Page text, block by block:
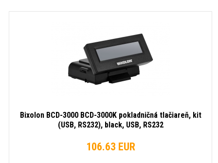
Bixolon BCD-3000 BCD-3000K pokladničná tlačiareň, kit
(USB, RS232), black, USB, RS232
106.63 EUR